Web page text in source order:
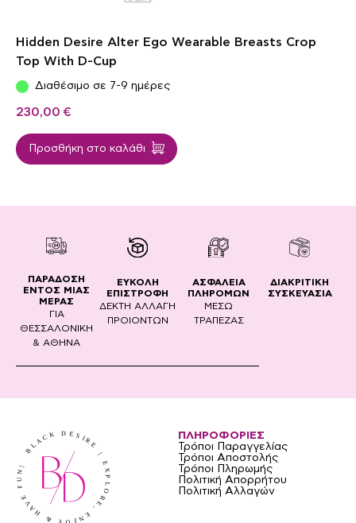
Hidden Desire Alter Ego Wearable Breasts Crop
Top With D-Cup
Διαθέσιμο σε 7-9 ημέρες
230,00 €
Προσθήκη στο καλάθι
ΠΑΡΑΔΟΣΗ
ΕΝΤΟΣ ΜΙΑΣ
ΜΕΡΑΣ
ΓΙΑ
ΘΕΣΣΑΛΟΝΙΚΗ
& ΑΘΗΝΑ
ΕΥΚΟΛΗ
ΕΠΙΣΤΡΟΦΗ
ΔΕΚΤΗ ΑΛΛΑΓΗ
ΠΡΟΙΟΝΤΩΝ
ΑΣΦΑΛΕΙΑ
ΠΛΗΡΟΜΩΝ
ΜΕΣΩ
ΤΡΑΠΕΖΑΣ
ΔΙΑΚΡΙΤΙΚΗ
ΣΥΣΚΕΥΑΣΙΑ
ΠΛΗΡΟΦΟΡΙΕΣ
Τρόποι Παραγγελίας
Τρόποι Αποστολής
Τρόποι Πληρωμής
Πολιτική Απορρήτου
Πολιτική Αλλαγών